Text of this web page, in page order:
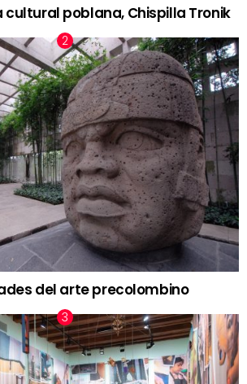
cultural poblana, Chispilla Tronik
del arte precolombino